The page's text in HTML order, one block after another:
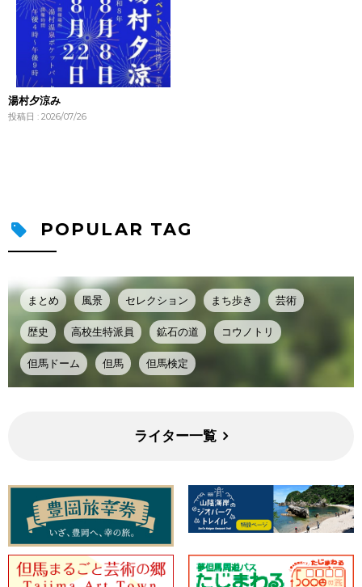
湯村夕涼み
投稿日 : 2026/07/26
POPULAR TAG
まとめ 風景 セレクション まち歩き 芸術
歴史 高校生特派員 鉱石の道 コウノトリ
但馬ドーム 但馬 但馬検定
ライター一覧